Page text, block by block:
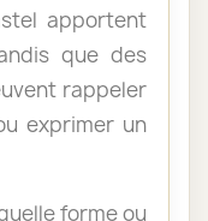
apportent
que des
rappeler
exprimer un
forme ou